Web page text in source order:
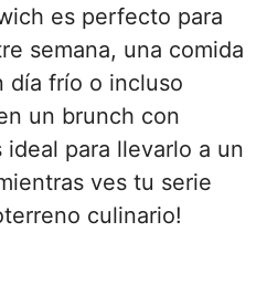
es perfecto para
semana, una comida
día frío o incluso
un brunch con
ideal para llevarlo a un
ves tu serie
culinario!